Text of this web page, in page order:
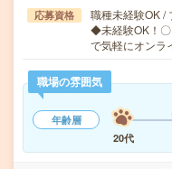
応募資格
職種未経験OK /
◆未経験OK！〇
で気軽にオン
職場の雰囲気
年齢層
20代